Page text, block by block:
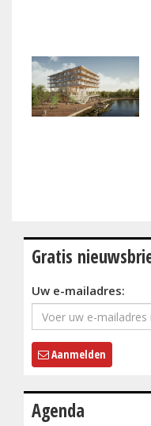
Gratis
Uw e-mailadres:
Aanmelden
Agenda